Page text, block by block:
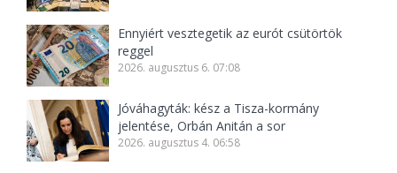
Ennyiért vesztegetik az eurót csütörtök
reggel
2026. augusztus 6. 07:08
Jóváhagyták: kész a Tisza-kormány
jelentése, Orbán Anitán a sor
2026. augusztus 4. 06:58